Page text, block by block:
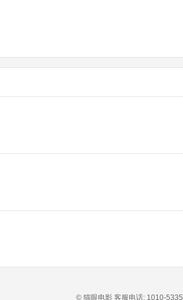
© 猫眼电影 客服电话:1010-5335